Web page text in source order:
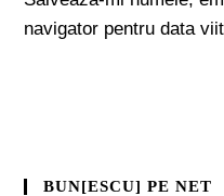
navigator pentru data
BUN[ESCU] PE NET